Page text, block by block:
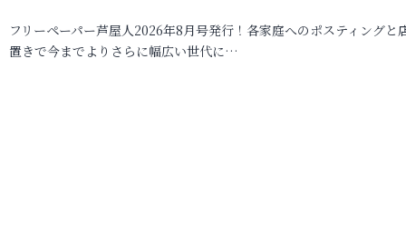
フリーペーパー芦屋人2026年8月号発行！各家庭へのポスティングと
置きで今までよりさらに幅広い世代に…